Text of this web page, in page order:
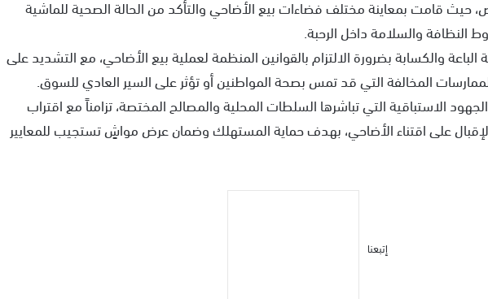
حيث قامت بمعاينة مختلف فضاءات بيع الأضاحي والتأكد من الحالة الصحية للماشية
النظافة والسلامة داخل الرحبة.
والكسابة بضرورة الالتزام بالقوانين المنظمة لعملية بيع الأضاحي، مع التشديد على
المخالفة التي قد تمس بصحة المواطنين أو تؤثر على السير العادي للسوق.
الاستباقية التي تباشرها السلطات المحلية والمصالح المختصة، تزامناً مع اقتراب
الإقبال على اقتناء الأضاحي، بهدف حماية المستهلك وضمان عرض مواشٍ تستجيب للمعايير
إتبعنا